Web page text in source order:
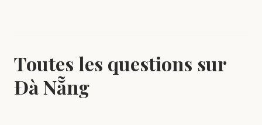
Toutes les questions sur
Đà Nẵng